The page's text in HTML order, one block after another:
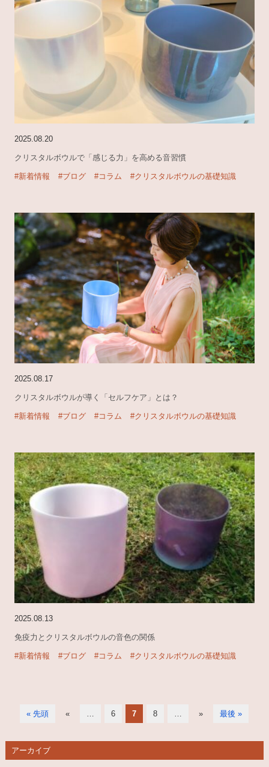
2025.08.20
クリスタルボウルで「感じる力」を高める音習慣
#新着情報 #ブログ #コラム #クリスタルボウルの基礎知識
2025.08.17
クリスタルボウルが導く「セルフケア」とは？
#新着情報 #ブログ #コラム #クリスタルボウルの基礎知識
2025.08.13
免疫力とクリスタルボウルの音色の関係
#新着情報 #ブログ #コラム #クリスタルボウルの基礎知識
« 先頭 « … 6 7 8 … » 最後 »
アーカイブ